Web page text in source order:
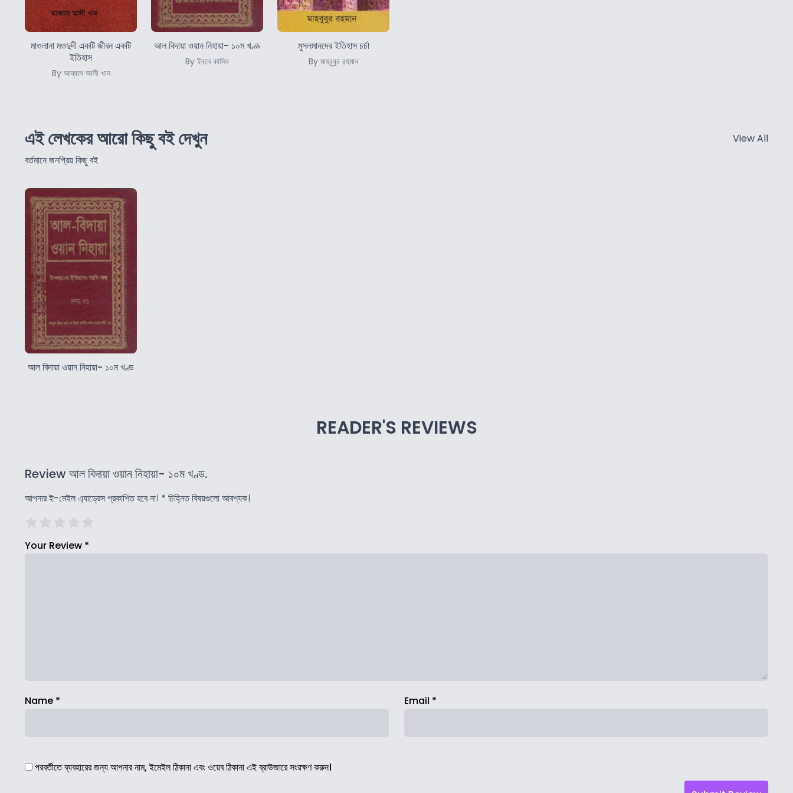
মাওলানা মওদুদী একটি জীবন একটি
ইতিহাস
By আব্বাস আলী খান
আল বিদায়া ওয়ান নিহায়া- ১০ম খণ্ড
By ইবনে কাসির
মুসলমানদের ইতিহাস চর্চা
By মাহবুবুর রহমান
এই লেখকের আরো কিছু বই দেখুন
বর্তমানে জনপ্রিয় কিছু বই
View All
আল বিদায়া ওয়ান নিহায়া- ১০ম খণ্ড
READER'S REVIEWS
Review আল বিদায়া ওয়ান নিহায়া- ১০ম খণ্ড.
আপনার ই-মেইল এ্যাড্রেস প্রকাশিত হবে না। * চিহ্নিত বিষয়গুলো আবশ্যক।
Your Review *
Name * Email *
পরবর্তীতে ব্যবহারের জন্য আপনার নাম, ইমেইল ঠিকানা এবং ওয়েব ঠিকানা এই ব্রাউজারে সংরক্ষণ করুন।